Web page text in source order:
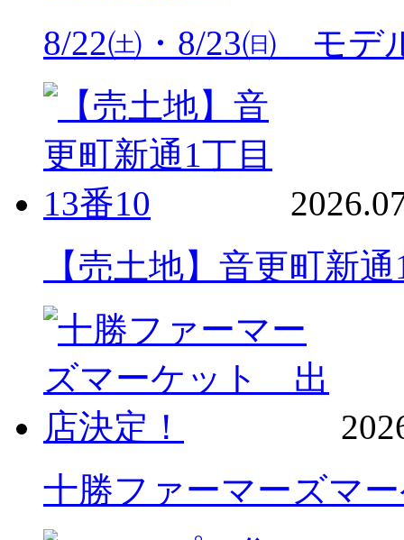
8/22㈯・8/23㈰ モデ
【売土地】音更町新
十勝ファーマーズマ